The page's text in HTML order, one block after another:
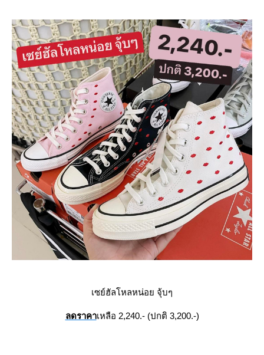
เซย์ฮัลโหลหน่อย จุ้บๆ
ลดราคาเหลือ 2,240.- (ปกติ 3,200.-)